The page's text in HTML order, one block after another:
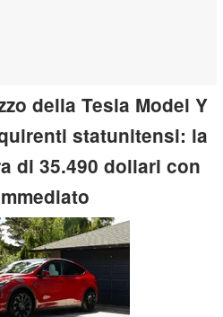
della Tesla Model Y
statunitensi: la
di 35.490 dollari con